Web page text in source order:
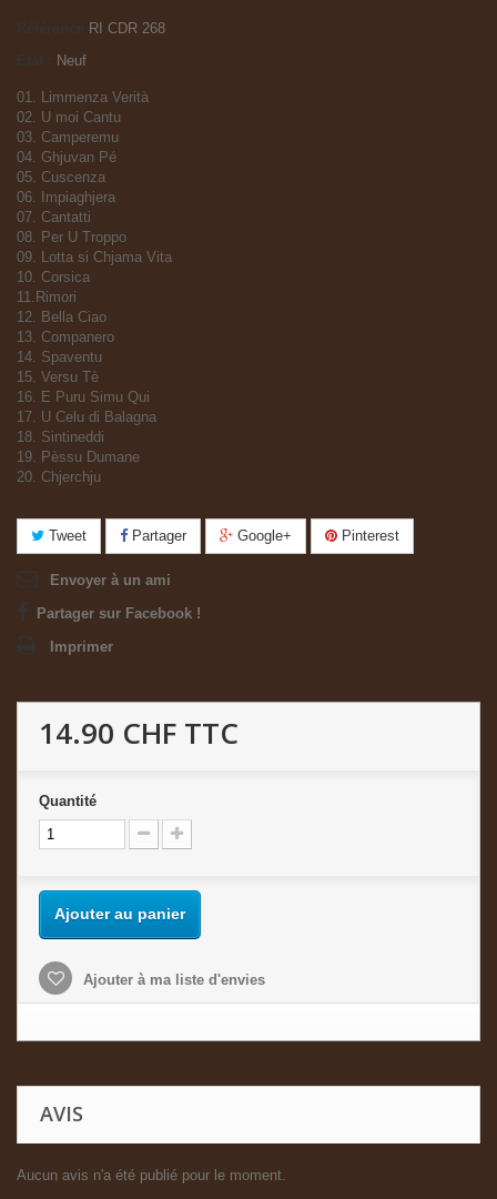
Référence
RI CDR 268
Neuf
01. Limmenza Verità
02. U moi Cantu
03. Camperemu
04. Ghjuvan Pé
05. Cuscenza
06. Impiaghjera
07. Cantatti
08. Per U Troppo
09. Lotta si Chjama Vita
10. Corsica
11.Rimori
12. Bella Ciao
13. Companero
14. Spaventu
15. Versu Tè
16. E Puru Simu Qui
17. U Celu di Balagna
18. Sintineddi
19. Pèssu Dumane
20. Chjerchju
Tweet Partager Google+ Pinterest
Envoyer à un ami
Partager sur Facebook !
Imprimer
14.90 CHF TTC
Quantité
Ajouter au panier
Ajouter à ma liste d'envies
AVIS
Aucun avis n'a été publié pour le moment.